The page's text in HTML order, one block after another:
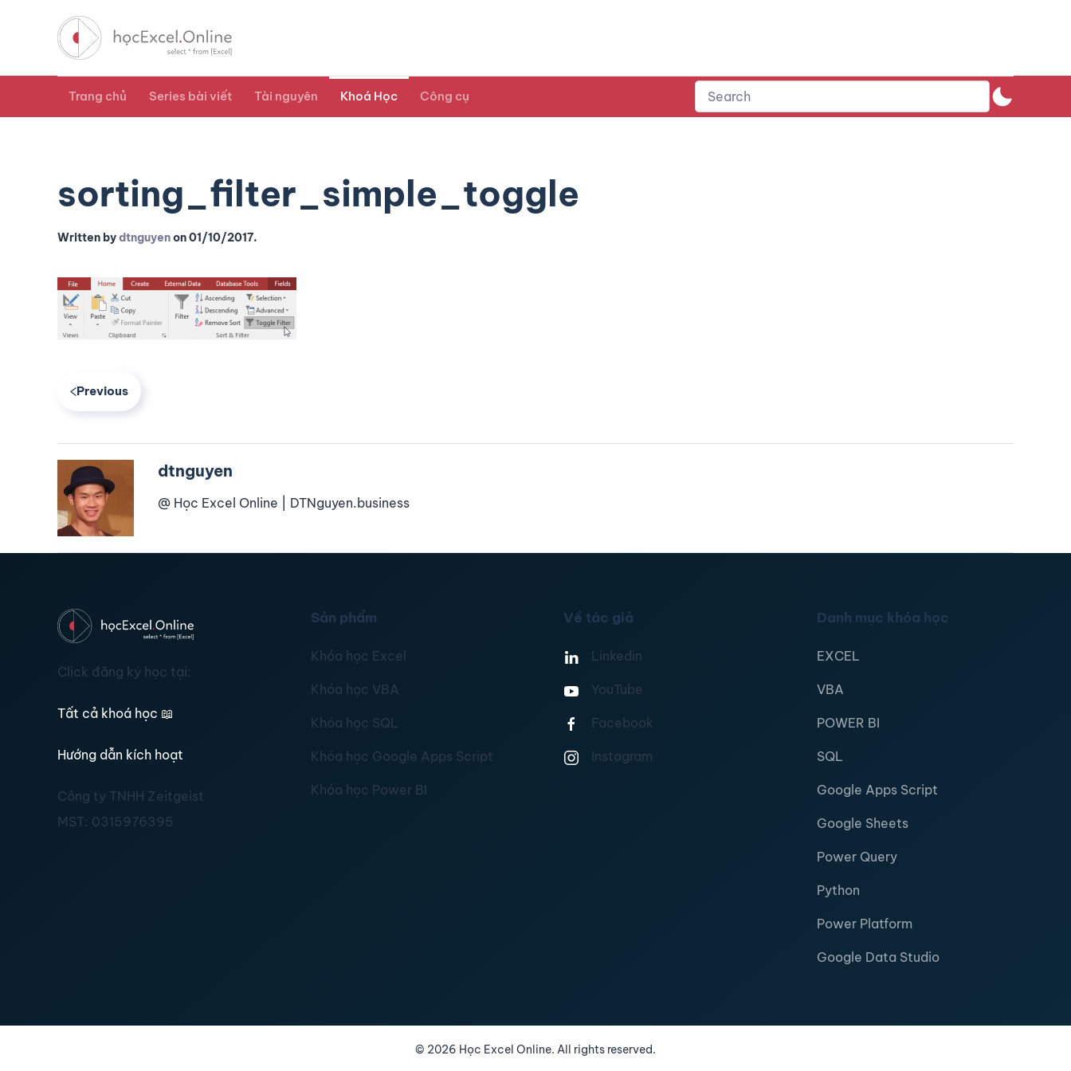
Trang chủ Series bài viết Tài nguyên Khoá Học Công cụ
sorting_filter_simple_toggle
Written bydtnguyenon01/10/2017.
Previous
dtnguyen
@ Học Excel Online | DTNguyen.business
Click đăng ký học tại:
Tất cả khoá học 📖
Hướng dẫn kích hoạt
Công ty TNHH Zeitgeist
MST: 0315976395
Sản phẩm
Khóa học Excel
Khóa học VBA
Khóa học SQL
Khóa học Google Apps Script
Khóa học Power BI
Về tác giả
Linkedin
YouTube
Facebook
Instagram
Danh mục khóa học
EXCEL
VBA
POWER BI
SQL
Google Apps Script
Google Sheets
Power Query
Python
Power Platform
Google Data Studio
© 2026 Học Excel Online. All rights reserved.